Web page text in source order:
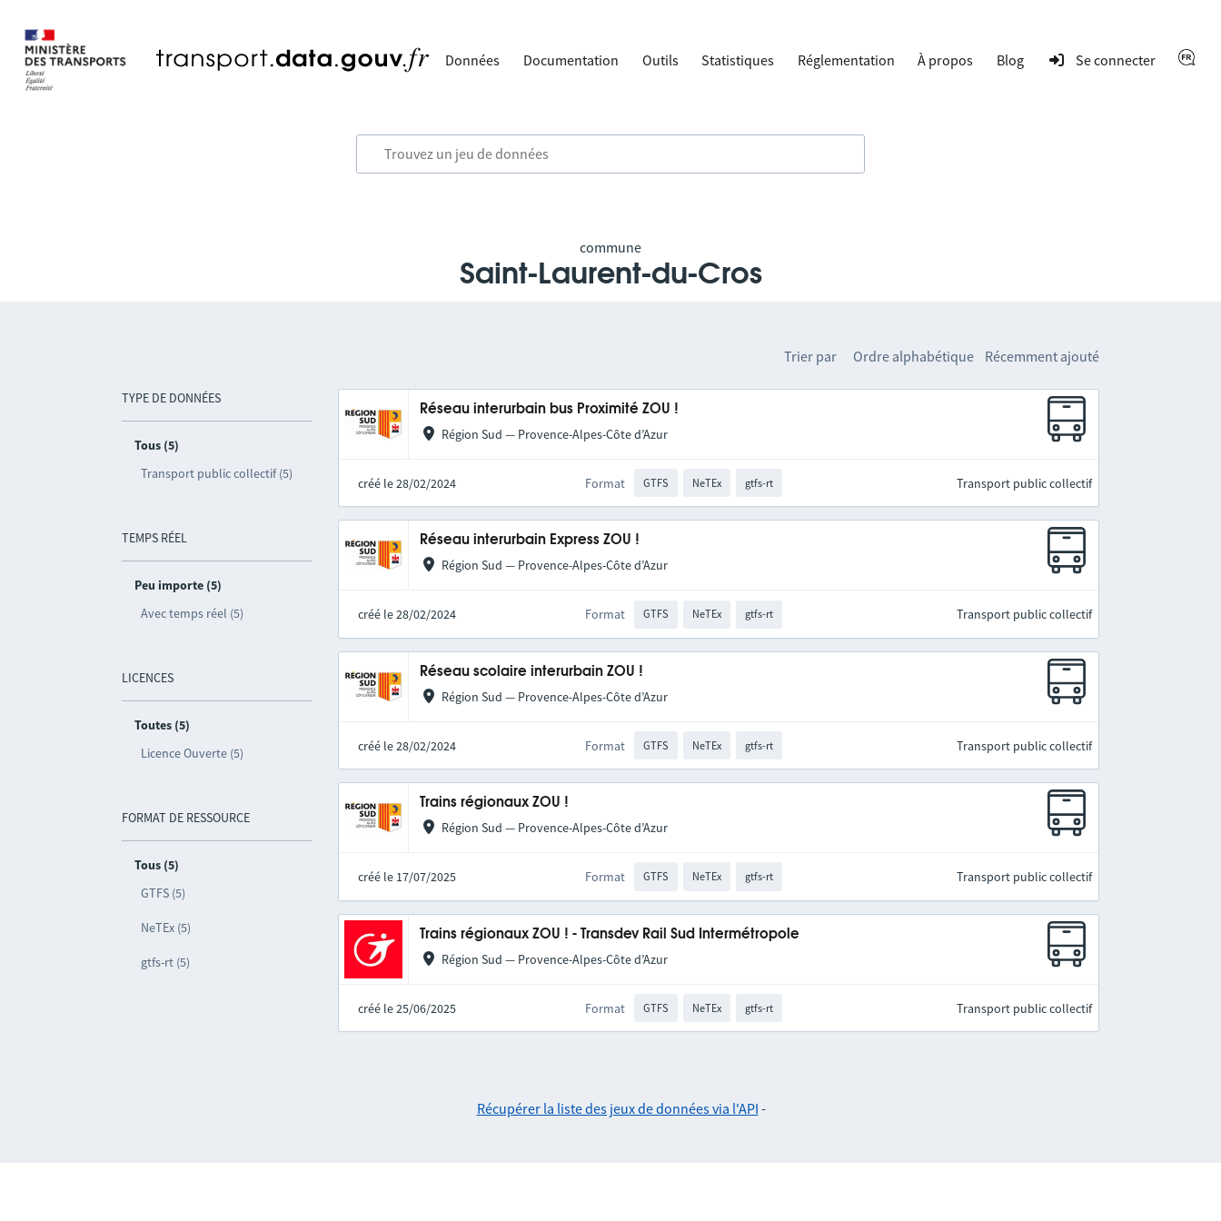
Données Documentation Outils Statistiques Réglementation À propos Blog Se connecter
commune
Saint-Laurent-du-Cros
TYPE DE DONNÉES
Tous (5)
Transport public collectif (5)
TEMPS RÉEL
Peu importe (5)
Avec temps réel (5)
LICENCES
Toutes (5)
Licence Ouverte (5)
FORMAT DE RESSOURCE
Tous (5)
GTFS (5)
NeTEx (5)
gtfs-rt (5)
Trier par Ordre alphabétique Récemment ajouté
Réseau interurbain bus Proximité ZOU !
Région Sud — Provence-Alpes-Côte d’Azur
créé le 28/02/2024 Format GTFS NeTEx gtfs-rt Transport public collectif
Réseau interurbain Express ZOU !
Région Sud — Provence-Alpes-Côte d’Azur
créé le 28/02/2024 Format GTFS NeTEx gtfs-rt Transport public collectif
Réseau scolaire interurbain ZOU !
Région Sud — Provence-Alpes-Côte d’Azur
créé le 28/02/2024 Format GTFS NeTEx gtfs-rt Transport public collectif
Trains régionaux ZOU !
Région Sud — Provence-Alpes-Côte d’Azur
créé le 17/07/2025 Format GTFS NeTEx gtfs-rt Transport public collectif
Trains régionaux ZOU ! - Transdev Rail Sud Intermétropole
Région Sud — Provence-Alpes-Côte d’Azur
créé le 25/06/2025 Format GTFS NeTEx gtfs-rt Transport public collectif
Récupérer la liste des jeux de données via l'API -